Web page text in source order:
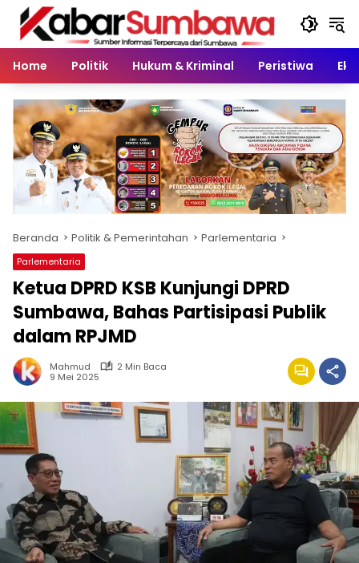
Langsung
konten
Home
Politik Hukum & Kriminal Peristiwa
Beranda Politik & Pemerintahan Parlementaria
Parlementaria
Ketua DPRD KSB Kunjungi DPRD
Sumbawa, Bahas Partisipasi Publik
dalam RPJMD
Mahmud
2 Min Baca
9 Mei 2025